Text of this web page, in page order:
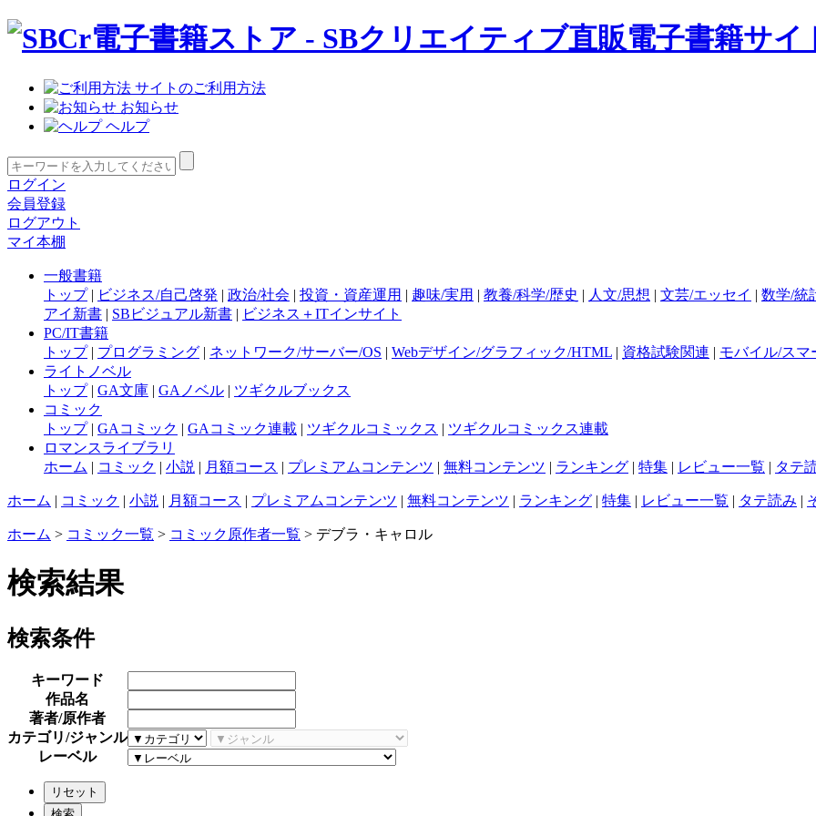
サイトのご利用方法
お知らせ
ヘルプ
ログイン
会員登録
ログアウト
マイ本棚
一般書籍
トップ| ビジネス/自己啓発 | 政治/社会 | 投資・資産運用 | 趣味/実用 | 教養/科学/歴史 | 人文/思想 | 文芸/エッセイ | 数学/統
アイ新書 | SBビジュアル新書 | ビジネス＋ITインサイト
PC/IT書籍
トップ| プログラミング | ネットワーク/サーバー/OS | Webデザイン/グラフィック/HTML | 資格試験関連 | モバイル/スマ
ライトノベル
トップ| GA文庫 | GAノベル | ツギクルブックス
コミック
トップ| GAコミック | GAコミック連載 | ツギクルコミックス | ツギクルコミックス連載
ロマンスライブラリ
ホーム | コミック | 小説 | 月額コース | プレミアムコンテンツ | 無料コンテンツ | ランキング | 特集 | レビュー一覧 | タテ
ホーム | コミック | 小説 | 月額コース | プレミアムコンテンツ | 無料コンテンツ | ランキング | 特集 | レビュー一覧 | タテ読み |
ホーム > コミック一覧 > コミック原作者一覧 > デブラ・キャロル
検索結果
検索条件
キーワード
作品名
著者/原作者
カテゴリ/ジャンル
レーベル